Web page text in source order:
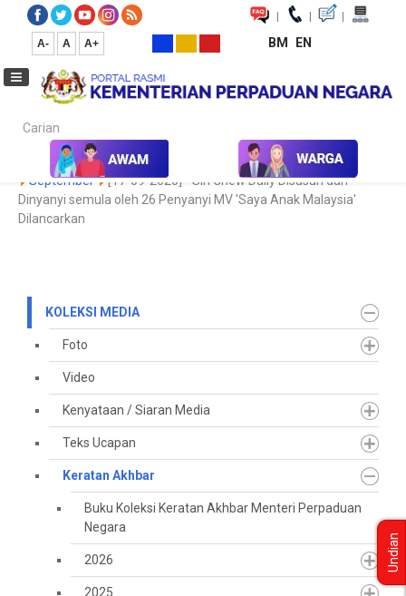
| | |
A- A A+ BM EN
Carian...
Laman Utama Media Koleksi Media Keratan Akhbar
September
[17-09-2020] - Sin Chew Daily Disusun dan
Dinyanyi semula oleh 26 Penyanyi MV 'Saya Anak Malaysia'
Dilancarkan
KOLEKSI MEDIA
Foto
Video
Kenyataan / Siaran Media
Teks Ucapan
Keratan Akhbar
Buku Koleksi Keratan Akhbar Menteri Perpaduan
Negara
2026
2025
Undian